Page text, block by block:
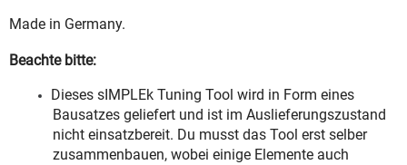
Made in Germany.
Beachte bitte:
Dieses sIMPLEk Tuning Tool wird in Form eines
Bausatzes geliefert und ist im Auslieferungszustand
nicht einsatzbereit. Du musst das Tool erst selber
zusammenbauen, wobei einige Elemente auch